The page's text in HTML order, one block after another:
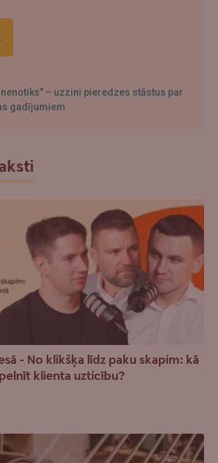
nenotiks" – uzzini pieredzes stāstus par
gadījumiem
- No klikšķa līdz paku skapim: kā
klienta uzticību?